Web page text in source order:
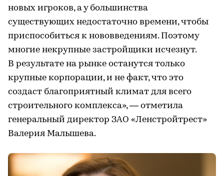
новых игроков, а у большинства
существующих недостаточно времени, чтобы
приспособиться к нововведениям. Поэтому
многие некрупные застройщики исчезнут.
В результате на рынке останутся только
крупные корпорации, и не факт, что это
создаст благоприятный климат для всего
строительного комплекса», — отметила
генеральный директор ЗАО «Ленстройтрест»
Валерия Малышева.